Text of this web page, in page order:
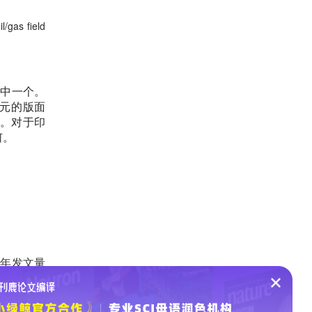
gas field
一个。
的版面
对于印
年发文量